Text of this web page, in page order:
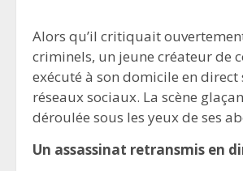
Alors qu’il critiquait
criminels, un jeune créateur de
exécuté à son domicile en direct
réseaux sociaux. La scène
déroulée sous les yeux de ses
Un assassinat retransmis en